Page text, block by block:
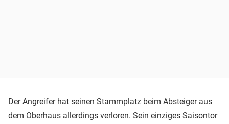
Der Angreifer hat seinen Stammplatz beim Absteiger aus
dem Oberhaus allerdings verloren. Sein einziges Saisontor